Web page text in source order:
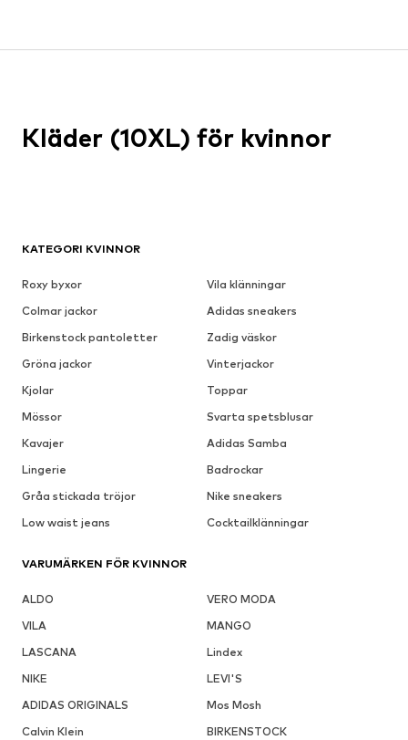
KATEGORI KVINNOR
Roxy byxor
Vila klänningar
Colmar jackor
Adidas sneakers
Birkenstock pantoletter
Zadig väskor
Gröna jackor
Vinterjackor
Kjolar
Toppar
Mössor
Svarta spetsblusar
Kavajer
Adidas Samba
Lingerie
Badrockar
Gråa stickada tröjor
Nike sneakers
Low waist jeans
Cocktailklänningar
VARUMÄRKEN FÖR KVINNOR
ALDO
VERO MODA
VILA
MANGO
LASCANA
Lindex
NIKE
LEVI'S
ADIDAS ORIGINALS
Mos Mosh
Calvin Klein
BIRKENSTOCK
Kläder (10XL) för kvinnor